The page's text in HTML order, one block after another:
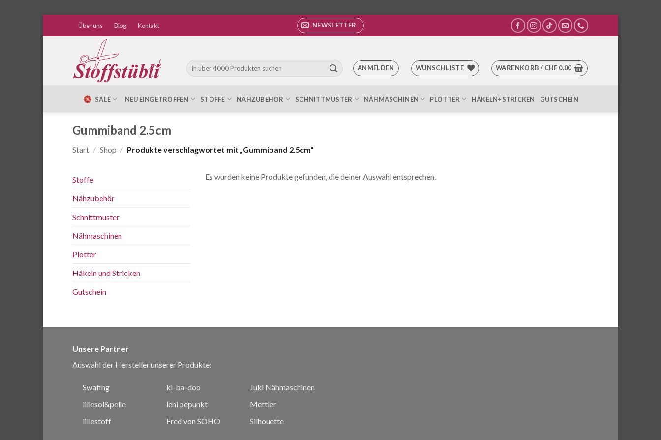
Über uns Blog Kontakt NEWSLETTER
Suche
nach:
ANMELDEN WUNSCHLISTE WARENKORB / CHF 0.00
SALE NEU EINGETROFFEN STOFFE NÄHZUBEHÖR SCHNITTMUSTER NÄHMASCHINEN PLOTTER HÄKELN+STRICKEN GUTSCHEIN
Gummiband 2.5cm
Start / Shop / Produkte verschlagwortet mit „Gummiband 2.5cm“
Stoffe
Nähzubehör
Schnittmuster
Nähmaschinen
Plotter
Häkeln und Stricken
Gutschein
Es wurden keine Produkte gefunden, die deiner Auswahl entsprechen.
Unsere Partner
Auswahl der Hersteller unserer Produkte:
Swafing
lillesol&pelle
lillestoff
ki-ba-doo
leni pepunkt
Fred von SOHO
Juki Nähmaschinen
Mettler
Silhouette